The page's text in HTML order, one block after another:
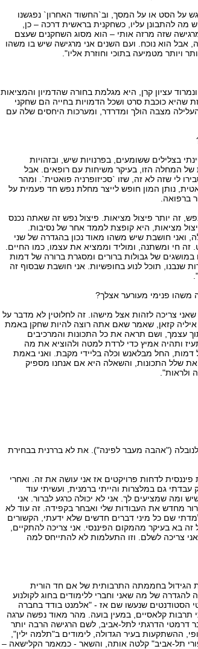
על הסט או על המסך, וב`החשוד האחרון` נפגשנו
מה להתבונן עליו, כשחקנית בראשית דרכה – כן,
שזה מרזה אותי – הוא מסוג השחקנים שעצם
אבל הוא נוכח. ועם השנים אני מרגישה שיש בו משהו
ויותר מטמיעה בתוכי וחוזרת אליו".
עציון קרן, היא מגלמת בחורה שהדמיון והמציאות
שהיא כוכבת סרט ושכל הדמויות בחייה הם שחקני
מצבה הולך ומדרדר, ומערכות היחסים שלה עם
בצלילים ששומעים, בפרנויות שיש, ובזהויות
של המחלה הזו, בעיקר משיחות עם רופאים. אבל
לי שזה לא זה, שזו `סכיזופרניה פואטית`. ומהר
נותן המון חופש לייצר מחלת נפש חד פעמית על
ברפואה.
זה יותר פיצול מציאות. פיצול נפש זה שאתה נכנס
מציאות, היא קופצת לממד אחר של נסיבות.
ואני חושבת שיש משהו מאוד נכון בהגדרה של שני
חי ומשתנה, ומוליד וממציא את עצמו, כמו החיים.
במושגים של גבולות ברורים ומסגרת ברורה של דמות
שנבנו, תוכל לנוע בחופשיות. אני חושבת שבסוף זה
משהו פנימי מעורער אצלך?
צריכה לזהות אצל מישהו. זה לחלוטין לא מדבר על
קזאן, שאמר שאם אתה רוצה להיות שחקן באמת
עצמך, ושם תראה את כל התכונות והמרכיבים
ותהיה אמיץ כדי לרדת למטה ולהוציא את מה
החל מבלאנש וכלה בליידי מקבת. ואני באמת
שלל התכונות, והשאלה היא אם אנחנו מספיק
ולראות".
("אהבה מעבר לפינה"). את לא בררנית בבחירת
לדחות פרויקטים אז אני עושה את זה. ואחרי
גם במלצרות והייתי ברמנית, ועשיתי עוד
ומה שמציעים לך. אני לא יכולה כרגע לברור. אני
מחדש את העבודות שלי ואבחר בקפידה. זה עוד לא
שם כל מיני דברים חדשים שלא ידעתי, הקשורים
בא בעיקר מהמקום הפיננסי. אני צריכה להתקיים,
צריכה לשלם. וזו התעלמות לא להתייחס למה
הגידול בחממתה התרבותית של אם חד הורית
של מה שאני וחברי ללימודים בחוג לקולנוע
הסטודנטים שנעשו שם אז - "אלמנט בודד בחברה
קלאסיים, במעין בועה. מהר מאוד נפשה ערגה
בגיל 14 ביצעה מעבר דרמטי הדרגתי לתל-אביב, לשם הרגישה הרבה יותר
ההשתקעות בעיר הגדולה, לימודים ב"תלמה ילין",
תל-אביב" קלטה אותה, והשאר - כמאמר הקלישאה –